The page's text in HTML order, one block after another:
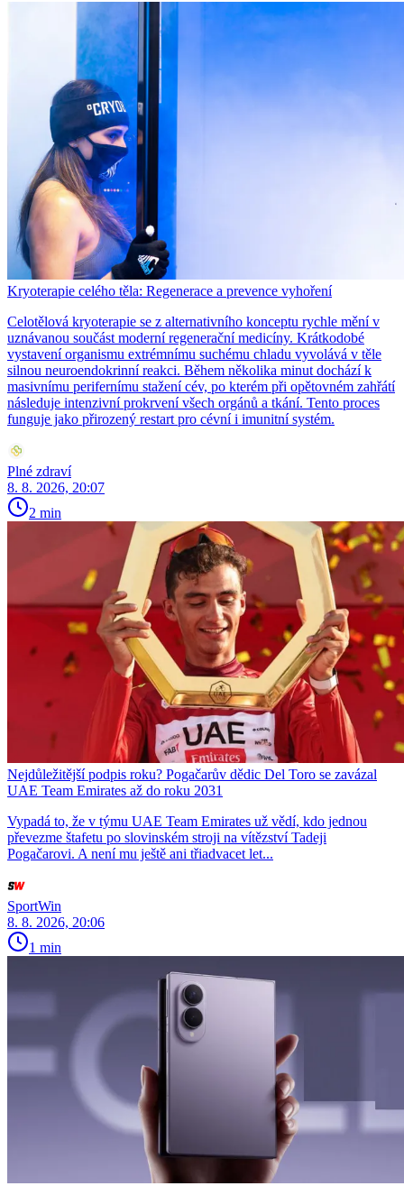
Kryoterapie celého těla: Regenerace a prevence vyhoření
Celotělová kryoterapie se z alternativního konceptu rychle mění v
uznávanou součást moderní regenerační medicíny. Krátkodobé
vystavení organismu extrémnímu suchému chladu vyvolává v těle
silnou neuroendokrinní reakci. Během několika minut dochází k
masivnímu perifernímu stažení cév, po kterém při opětovném zahřátí
následuje intenzivní prokrvení všech orgánů a tkání. Tento proces
funguje jako přirozený restart pro cévní i imunitní systém.
Plné zdraví
8. 8. 2026, 20:07
2 min
Nejdůležitější podpis roku? Pogačarův dědic Del Toro se zavázal
UAE Team Emirates až do roku 2031
Vypadá to, že v týmu UAE Team Emirates už vědí, kdo jednou
převezme štafetu po slovinském stroji na vítězství Tadeji
Pogačarovi. A není mu ještě ani třiadvacet let...
SportWin
8. 8. 2026, 20:06
1 min